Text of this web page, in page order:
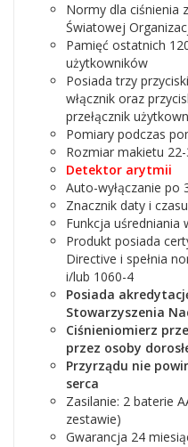
Normy dla ciśnienia
Światowej
Pamięć ostatnich
użytkowników
Posiada trzy
włącznik oraz
przełącznik
Pomiary podczas
Rozmiar makietu
Detektor arytmii
Auto-wyłączanie po
Znacznik daty i czasu
Funkcja
Produkt posiada
Directive i spełnia
i/lub 1060-4
Posiada
Stowarzyszenia
Ciśnieniomierz
przez osoby
Przyrządu nie
serca
Zasilanie: 2 baterie
zestawie)
Gwarancja 24